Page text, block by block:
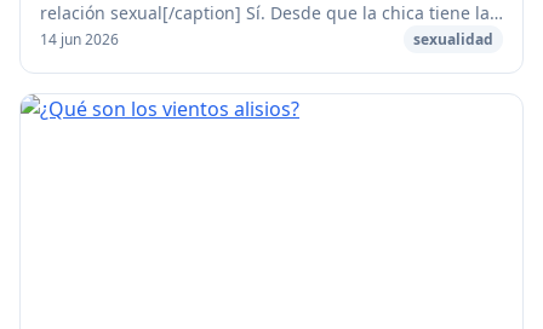
relación sexual[/caption] Sí. Desde que la chica tiene la
regla que un chico puede eyacular, puede...
14 jun 2026 sexualidad